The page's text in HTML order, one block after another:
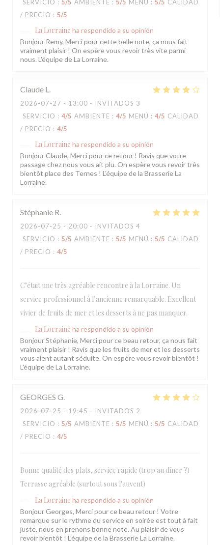
SERVICIO : 5/5 AMBIENTE : 5/5 MENÚ : 5/5 CALIDAD
/ PRECIO : 5/5
La Lorraine ha respondido a su opinión
Bonjour Remy, Merci pour cette belle note, ça nous fait
vraiment plaisir ! On espère vous revoir très vite parmi
nous. L'équipe de La Lorraine.
Claude L
2026-07-27 - 13:00 - INVITADOS 3
SERVICIO : 4/5 AMBIENTE : 4/5 MENÚ : 4/5 CALIDAD
/ PRECIO : 4/5
La Lorraine ha respondido a su opinión
Bonjour Claude, Merci pour ce retour ! Ravis que votre
passage chez nous vous ait plu. On espère vous revoir très
bientôt place des Ternes ! L'équipe de la Brasserie La
Lorraine.
Stéphanie R
2026-07-25 - 20:00 - INVITADOS 4
SERVICIO : 5/5 AMBIENTE : 5/5 MENÚ : 5/5 CALIDAD
/ PRECIO : 4/5
C’était une très agréable rencontre à la Lorraine. Un
service professionnel à l’ancienne remarquable. Excellent
vivier de fruits de mer et les desserts à ne pas manquer.
La Lorraine ha respondido a su opinión
Bonjour Stéphanie, Merci pour ce beau retour, ça nous fait
vraiment plaisir ! Ravis que les fruits de mer et les desserts
vous aient autant séduite. On espère vous revoir bientôt !
L'équipe de La Lorraine.
GEORGES G
2026-07-25 - 19:45 - INVITADOS 2
SERVICIO : 5/5 AMBIENTE : 5/5 MENÚ : 5/5 CALIDAD
/ PRECIO : 4/5
Bonne qualité des plats, service rapide (trop au dîner ?)
Terrasse agréable (surtout sous l'auvent)
La Lorraine ha respondido a su opinión
Bonjour Georges, Merci pour ce beau retour ! Votre
remarque sur le rythme du service en soirée est tout à fait
juste, nous en prenons bonne note. Au plaisir de vous
revoir bientôt ! L'équipe de la Brasserie La Lorraine.